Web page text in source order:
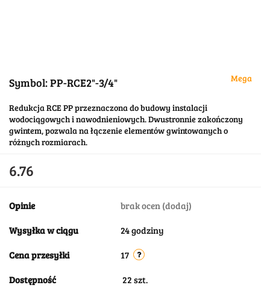
Symbol:PP-RCE2"-3/4" Mega
Redukcja RCE PP przeznaczona do budowy instalacji
wodociągowych i nawodnieniowych. Dwustronnie zakończony
gwintem, pozwala na łączenie elementów gwintowanych o
różnych rozmiarach.
6.76
Opinie brak ocen (dodaj)
Wysyłka w ciągu 24 godziny
Cena przesyłki 17
Dostępność 22 szt.